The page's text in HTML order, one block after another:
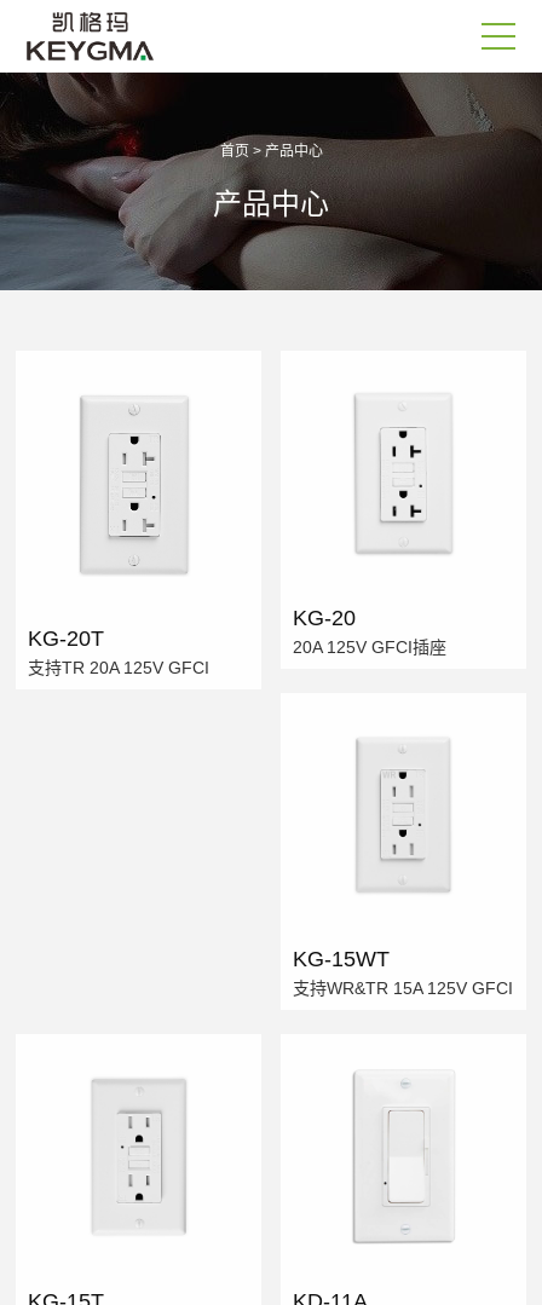
首页 > 产品中心
产品中心
KG-20T
支持TR 20A 125V GFCI
KG-20
20A 125V GFCI插座
KG-15WT
支持WR&TR 15A 125V GFCI